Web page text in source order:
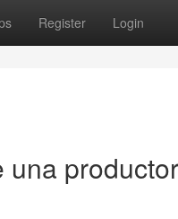
Register Login